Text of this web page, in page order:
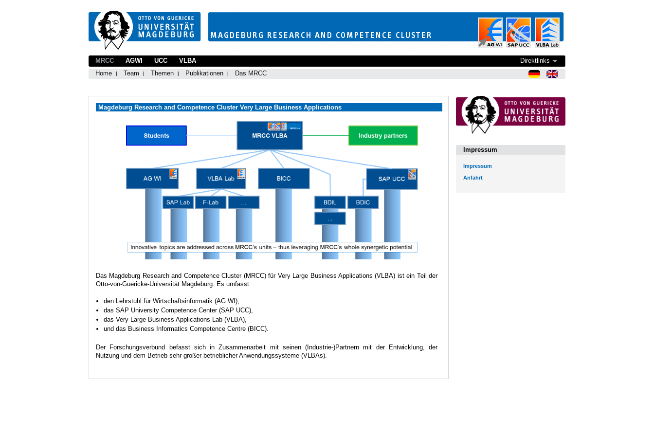
MRCC
Home
Team Themen Publikationen Das MRCC
AGWI UCC VLBA Direktlinks
Magdeburg Research and Competence Cluster Very Large Business Applications
Das Magdeburg Research and Competence Cluster (MRCC) für Very Large Business Applications (VLBA) ist ein Teil der
Otto-von-Guericke-Universität Magdeburg. Es umfasst
den Lehrstuhl für Wirtschaftsinformatik (AG WI),
das SAP University Competence Center (SAP UCC),
das Very Large Business Applications Lab (VLBA),
und das Business Informatics Competence Centre (BICC).
Der Forschungsverbund befasst sich in Zusammenarbeit mit seinen (Industrie-)Partnern mit der Entwicklung, der
Nutzung und dem Betrieb sehr großer betrieblicher Anwendungssysteme (VLBAs).
Impressum
Impressum
Anfahrt